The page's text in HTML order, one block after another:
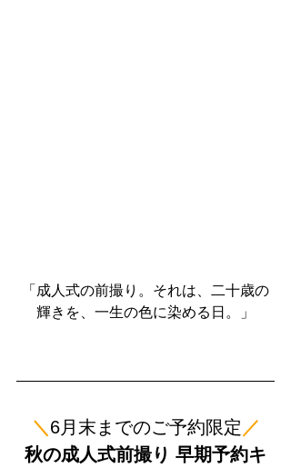
「成人式の前撮り。それは、二十歳の
輝きを、一生の色に染める日。」
＼6月末までのご予約限定 ／
秋の成人式前撮り 早期予約キ